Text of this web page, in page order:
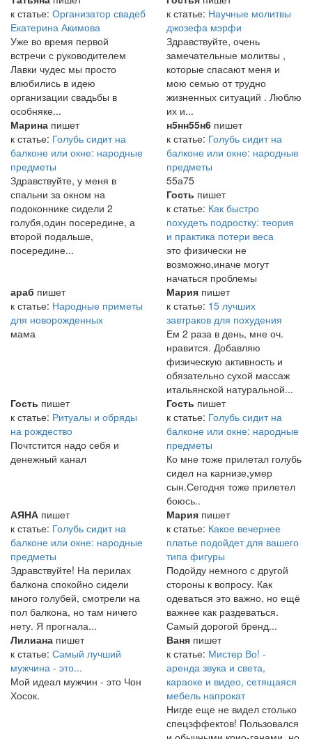
к статье: Организатор свадеб
Екатерина Акимова
Уже во время первой
встречи с руководителем
Лавки чудес мы просто
влюбились в идею
организации свадьбы в
особняке...
к статье: Научные молитвы
джозефа мэрфи
Здравствуйте, очень
замечательные молитвы ,
которые спасают меня и
мою семью от трудно
жизненных ситуаций . Люблю
их и...
Марина пишет
к статье: Голубь сидит на
балконе или окне: народные
предметы
Здравствуйте, у меня в
спальни за окном на
подоконнике сидели 2
голубя,один посередине, а
второй подальше,
посередине...
н5нн55н6 пишет
к статье: Голубь сидит на
балконе или окне: народные
предметы
55а75
Гость пишет
к статье: Как быстро
похудеть подростку: теория
и практика потери веса
это физически не
возможно,иначе могут
начаться проблемы
араб пишет
к статье: Народные приметы
для новорожденных
мама
Мария пишет
к статье: 15 лучших
завтраков для похудения
Ем 2 раза в день, мне оч.
нравится. Добавляю
физическую активность и
обязательно сухой массаж
итальянской натуральной...
Гость пишет
к статье: Ритуалы и обряды
на рождество
Почтстится надо себя и
денежный канал
Гость пишет
к статье: Голубь сидит на
балконе или окне: народные
предметы
Ко мне тоже прилетал голубь
сидел на карнизе,умер
сын.Сегодня тоже прилетел
боюсь..
АЯНА пишет
к статье: Голубь сидит на
балконе или окне: народные
предметы
Здравствуйте! На перилах
балкона спокойно сидели
много голубей, смотрели на
пол балкона, но там ничего
нету. Я прогнала...
Мария пишет
к статье: Какое вечернее
платье подойдет для вашего
типа фигуры
Подойду немного с другой
стороны к вопросу. Как
одеваться это важно, но ещё
важнее как раздеваться.
Самый дорогой бренд...
Лилиана пишет
к статье: Самый лучший
мужчина - это...
Мой идеал мужчин - это Чон
Хосок.
Ваня пишет
к статье: Мистер Во! -
аренда звука и света,
караоке и видео, сетящаяся
мебель напрокат
Нигде еще не видел столько
спецэффектов! Пользовался